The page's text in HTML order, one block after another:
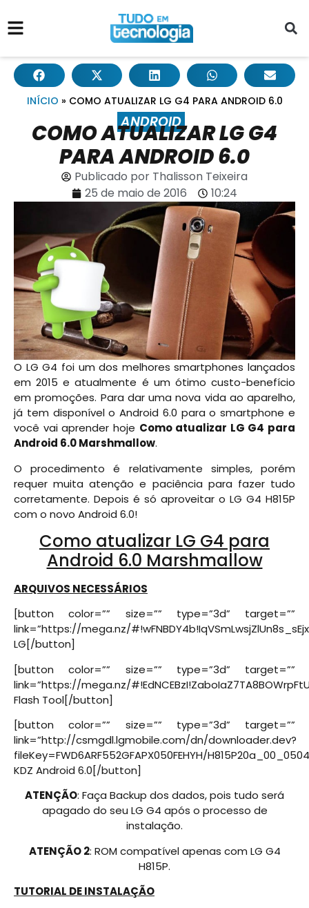
INÍCIO » COMO ATUALIZAR LG G4 PARA ANDROID 6.0
ANDROID
COMO ATUALIZAR LG G4
PARA ANDROID 6.0
Publicado por Thalisson Teixeira
25 de maio de 2016
10:24
O LG G4 foi um dos melhores smartphones lançados
em 2015 e atualmente é um ótimo custo-benefício
em promoções. Para dar uma nova vida ao aparelho,
já tem disponível o Android 6.0 para o smartphone e
você vai aprender hoje Como atualizar LG G4 para
Android 6.0 Marshmallow.
O procedimento é relativamente simples, porém
requer muita atenção e paciência para fazer tudo
corretamente. Depois é só aproveitar o LG G4 H815P
com o novo Android 6.0!
Como atualizar LG G4 para
Android 6.0 Marshmallow
ARQUIVOS NECESSÁRIOS
[button color=”” size=”” type=”3d” target=””
link=”https://mega.nz/
LG[/button]
[button color=”” size=”” type=”3d” target=””
link=”https://mega.nz/
Flash Tool[/button]
[button color=”” size=”” type=”3d” target=””
link=”http://csmgdl.lgmobile.com/dn/downloader.dev?
fileKey=FWD6ARF552GFAPX050FEHYH/
KDZ Android 6.0[/button]
ATENÇÃO: Faça Backup dos dados, pois tudo será
apagado do seu LG G4 após o processo de
instalação.
ATENÇÃO 2: ROM compatível apenas com LG G4
H815P.
TUTORIAL DE INSTALAÇÃO